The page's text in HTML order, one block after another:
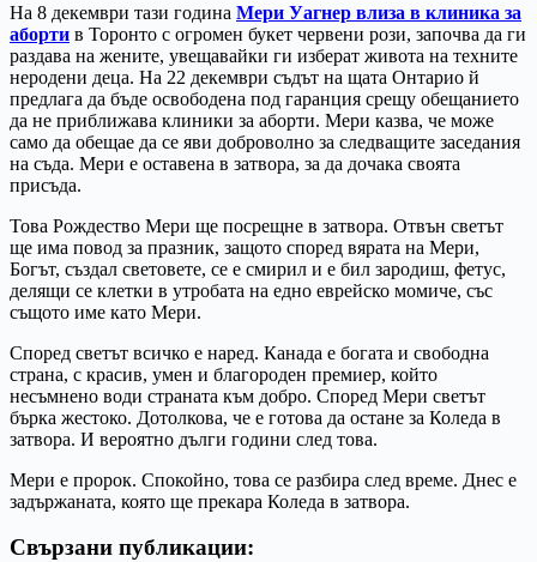
На 8 декември тази година Мери Уагнер влиза в клиника за
аборти в Торонто с огромен букет червени рози, започва да ги
раздава на жените, увещавайки ги изберат живота на техните
неродени деца. На 22 декември съдът на щата Онтарио й
предлага да бъде освободена под гаранция срещу обещанието
да не приближава клиники за аборти. Мери казва, че може
само да обещае да се яви доброволно за следващите заседания
на съда. Мери е оставена в затвора, за да дочака своята
присъда.
Това Рождество Мери ще посрещне в затвора. Отвън светът
ще има повод за празник, защото според вярата на Мери,
Богът, създал световете, се е смирил и е бил зародиш, фетус,
делящи се клетки в утробата на едно еврейско момиче, със
същото име като Мери.
Според светът всичко е наред. Канада е богата и свободна
страна, с красив, умен и благороден премиер, който
несъмнено води страната към добро. Според Мери светът
бърка жестоко. Дотолкова, че е готова да остане за Коледа в
затвора. И вероятно дълги години след това.
Мери е пророк. Спокойно, това се разбира след време. Днес е
задържаната, която ще прекара Коледа в затвора.
Свързани публикации: